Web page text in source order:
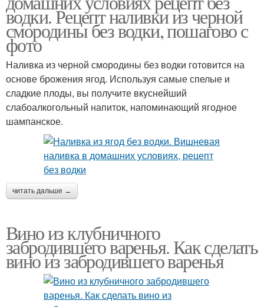
водки. Рецепт наливки из черной
смородины без водки, пошагово с
фото
Наливка из черной смородины без водки готовится на
основе брожения ягод. Используя самые спелые и
сладкие плоды, вы получите вкуснейший
слабоалкогольный напиток, напоминающий ягодное
шампанское.
читать дальше →
Вино из клубничного
забродившего варенья. Как сделать
вино из забродившего варенья